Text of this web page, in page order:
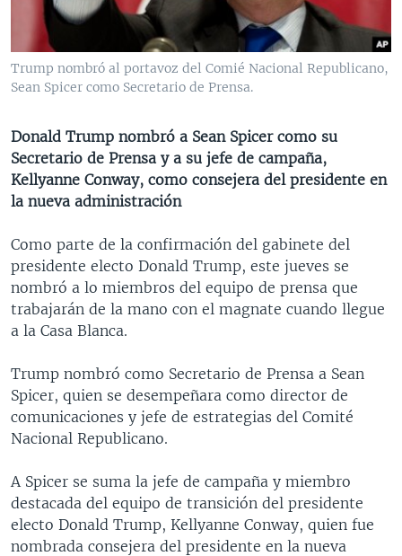
VENEZUELA
BRASIL
NICARAGUA
ECONOMÍA
ENTRETENIMIENTO Y CULTURA
TECNOLOGÍA
CIENCIA Y SALUD
MULTIMEDIA
VIDEOS
FOTOGRAFÍA
PROGRAMAS TV
EL MUNDO AL DÍA
VISIÓN 360
LAS CLAVES
PANORAMA
RADIO
AUDIONOTICIAS
BUENOS DÍAS AMÉRICA
ESTADOS UNIDOS AL DÍA
EL MUNDO AL DÍA [RADIO]
FORO [RADIO]
DEPORTIVO INTERNACIONAL
NOTA ECONÓMICA
ENTRETENIMIENTO
DOCUMENTALES DE LA VOA
Learning English
SÍGANOS
Idiomas
Trump nombró al portavoz del Comié Nacional Republicano,
Sean Spicer como Secretario de Prensa.
Donald Trump nombró a Sean Spicer como su
Secretario de Prensa y a su jefe de campaña,
Kellyanne Conway, como consejera del presidente en
la nueva administración
Como parte de la confirmación del gabinete del
presidente electo Donald Trump, este jueves se
nombró a lo miembros del equipo de prensa que
trabajarán de la mano con el magnate cuando llegue
a la Casa Blanca.
Trump nombró como Secretario de Prensa a Sean
Spicer, quien se desempeñara como director de
comunicaciones y jefe de estrategias del Comité
Nacional Republicano.
A Spicer se suma la jefe de campaña y miembro
destacada del equipo de transición del presidente
electo Donald Trump, Kellyanne Conway, quien fue
nombrada consejera del presidente en la nueva